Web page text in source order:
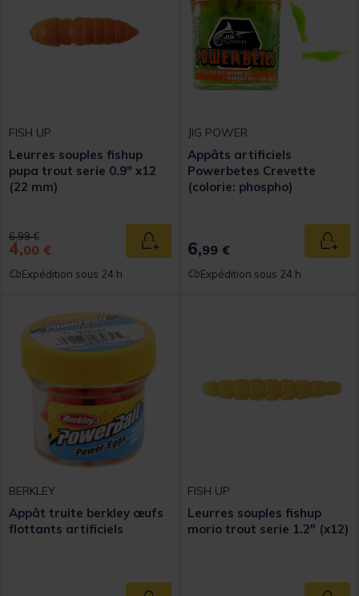
FISH UP
Leurres souples fishup
pupa trout serie 0.9" x12
(22 mm)
Price reduced from
6,99 €to
4,00 € Ajouter au panier
Expédition sous 24 h
JIG POWER
Appâts artificiels
Powerbetes Crevette
(colorie: phospho)
6,99 €
Expédition sous 24 h
BERKLEY
Appât truite berkley œufs
flottants artificiels
FISH UP
Leurres souples fishup
morio trout serie 1.2" (x12)